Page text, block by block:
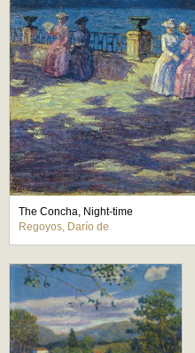
The Concha, Night-time
Regoyos, Darío de